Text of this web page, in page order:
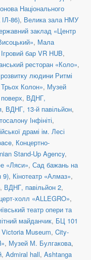
Національного
ІЛ-86), Велика зала НМУ
заклад «Центр
, Мала
Ігровий бар VR HUB,
ресторан «Коло»,
людини Ритмі
Колон», Музей
, ВДНГ,
, ВДНГ, 13-й павільйон,
Інфініті,
драмі ім. Лесі
, Концертно-
Stand-Up Agency,
«Ляси», Сад бажань на
9), Кінотеатр «Алмаз»,
, ВДНГ, павільйон 2,
холл «ALLEGRO»,
театр опери та
майданчик, БЦ 101
Victoria Museum, City-
, Музей М. Булгакова,
, Admiral hall, Ashtanga